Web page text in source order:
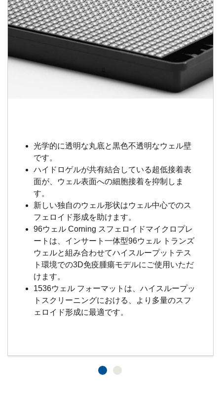
光学的に透明な丸底と黒色不透明なウェル壁
です。
ハイドロゲルが共有結合している超低接着表
面が、ウェル表面への細胞接着を抑制しま
す。
新しい独自のウェル形状はウェル中心でのス
フェロイド形成を助けます。
96ウェル Corning スフェロイドマイクロプレ
ートは、インサート一体型96ウェル トランズ
ウェルと組み合わせてハイスループットテス
ト環境での3D免疫腫瘍モデルにご使用いただ
けます。
1536ウェル フォーマットは、ハイスループッ
トスクリーニングにおける、より多量のスフ
ェロイド形成に最適です。